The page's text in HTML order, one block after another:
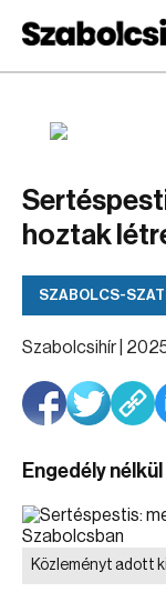
hoztak
SZABOLCS-
Szabolcsihír |
Engedély
Közleményt adott